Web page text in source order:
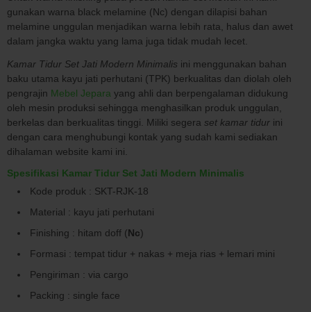
gunakan warna black melamine (Nc) dengan dilapisi bahan
melamine unggulan menjadikan warna lebih rata, halus dan awet
dalam jangka waktu yang lama juga tidak mudah lecet.
Kamar Tidur Set Jati Modern Minimalis ini menggunakan bahan
baku utama kayu jati perhutani (TPK) berkualitas dan diolah oleh
pengrajin Mebel Jepara yang ahli dan berpengalaman didukung
oleh mesin produksi sehingga menghasilkan produk unggulan,
berkelas dan berkualitas tinggi. Miliki segera set kamar tidur ini
dengan cara menghubungi kontak yang sudah kami sediakan
dihalaman website kami ini.
Spesifikasi Kamar Tidur Set Jati Modern Minimalis
Kode produk : SKT-RJK-18
Material : kayu jati perhutani
Finishing : hitam doff (Nc)
Formasi : tempat tidur + nakas + meja rias + lemari mini
Pengiriman : via cargo
Packing : single face